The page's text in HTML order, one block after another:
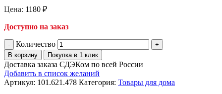
Цена: 1180 ₽
Доступно на заказ
Количество
В корзину Покупка в 1 клик
Доставка заказа СДЭКом по всей России
Добавить в список желаний
Артикул: 101.621.478 Категория: Товары для дома